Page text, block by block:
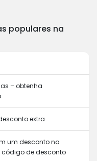
populares na
– obtenha
extra
um desconto na
de desconto